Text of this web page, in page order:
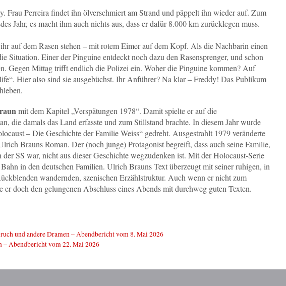
Frau Perreira findet ihn ölverschmiert am Strand und päppelt ihn wieder auf. Zum
Jahr, es macht ihm auch nichts aus, dass er dafür 8.000 km zurücklegen muss.
auf dem Rasen stehen – mit rotem Eimer auf dem Kopf. Als die Nachbarin einen
Situation. Einer der Pinguine entdeckt noch dazu den Rasensprenger, und schon
Gegen Mittag trifft endlich die Polizei ein. Woher die Pinguine kommen? Auf
Hier also sind sie ausgebüchst. Ihr Anführer? Na klar – Freddy! Das Publikum
mit dem Kapitel „Verspätungen 1978“. Damit spielte er auf die
die damals das Land erfasste und zum Stillstand brachte. In diesem Jahr wurde
– Die Geschichte der Familie Weiss“ gedreht. Ausgestrahlt 1979 veränderte
Brauns Roman. Der (noch junge) Protagonist begreift, dass auch seine Familie,
SS war, nicht aus dieser Geschichte wegzudenken ist. Mit der Holocaust-Serie
in den deutschen Familien. Ulrich Brauns Text überzeugt mit seiner ruhigen, in
wandernden, szenischen Erzählstruktur. Auch wenn er nicht zum
er doch den gelungenen Abschluss eines Abends mit durchweg guten Texten.
und andere Dramen – Abendbericht vom 8. Mai 2026
– Abendbericht vom 22. Mai 2026